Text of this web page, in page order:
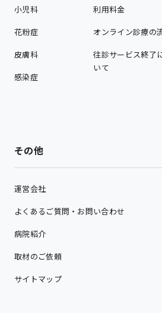
小児科
花粉症
皮膚科
感染症
利用料金
オンライン診療の
往診サービス終了
いて
その他
運営会社
よくあるご質問・お問い合わせ
病院紹介
取材のご依頼
サイトマップ